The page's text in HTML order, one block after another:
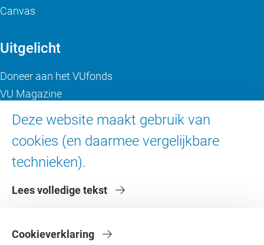
Deze website maakt gebruik van
cookies (en daarmee vergelijkbare
technieken).
Lees volledige tekst
Cookieverklaring
Canvas
Uitgelicht
Doneer aan het VUfonds
VU Magazine
Over de VU
Contact en route
Faculteiten